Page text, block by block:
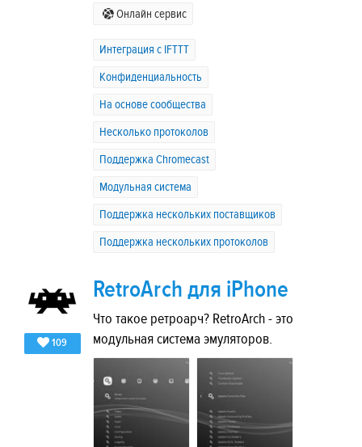
Онлайн сервис
Интеграция с IFTTT
Конфиденциальность
На основе сообщества
Несколько протоколов
Поддержка Chromecast
Модульная система
Поддержка нескольких поставщиков
Поддержка нескольких протоколов
109
RetroArch для iPhone
Что такое ретроарч? RetroArch - это
модульная система эмуляторов.